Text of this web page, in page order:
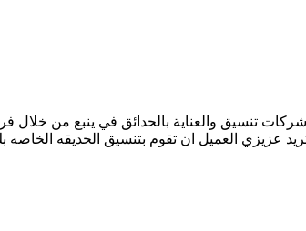
تنسيق والعناية بالحدائق في ينبع من
عزيزي العميل ان تقوم بتنسيق الحديقه